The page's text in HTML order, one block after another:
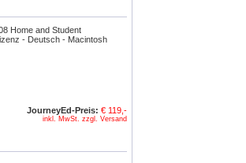
Home and Student
- Deutsch - Macintosh
JourneyEd-Preis: € 119,-
inkl. MwSt. zzgl. Versand